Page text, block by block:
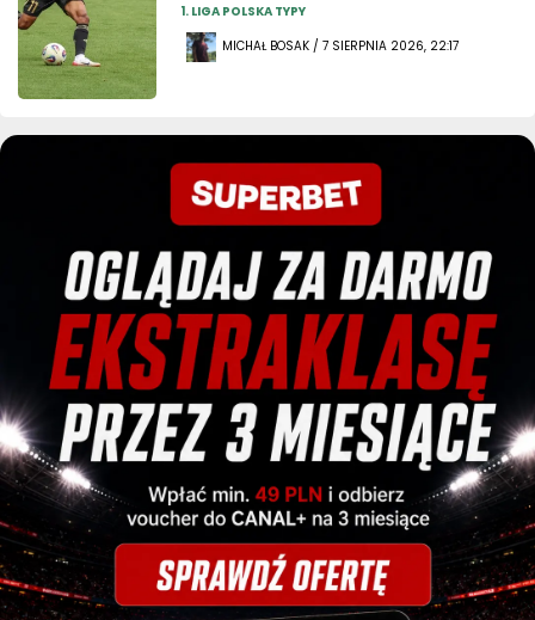
1. LIGA POLSKA TYPY
MICHAŁ BOSAK / 7 SIERPNIA 2026, 22:17